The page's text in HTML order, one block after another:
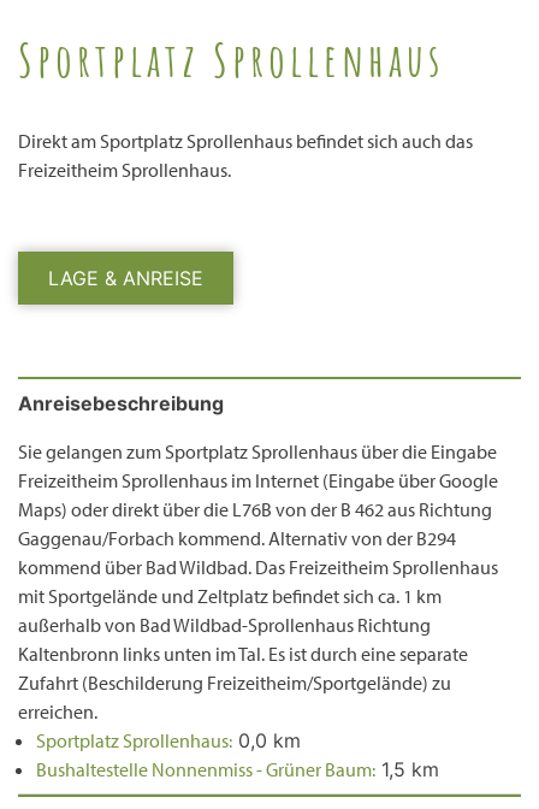
Sportplatz Sprollenhaus
Direkt am Sportplatz Sprollenhaus befindet sich auch das
Freizeitheim Sprollenhaus.
LAGE & ANREISE
Anreisebeschreibung
Sie gelangen zum Sportplatz Sprollenhaus über die Eingabe
Freizeitheim Sprollenhaus im Internet (Eingabe über Google
Maps) oder direkt über die L76B von der B 462 aus Richtung
Gaggenau/Forbach kommend. Alternativ von der B294
kommend über Bad Wildbad. Das Freizeitheim Sprollenhaus
mit Sportgelände und Zeltplatz befindet sich ca. 1 km
außerhalb von Bad Wildbad-Sprollenhaus Richtung
Kaltenbronn links unten im Tal. Es ist durch eine separate
Zufahrt (Beschilderung Freizeitheim/Sportgelände) zu
erreichen.
Sportplatz Sprollenhaus: 0,0 km
Bushaltestelle Nonnenmiss - Grüner Baum: 1,5 km